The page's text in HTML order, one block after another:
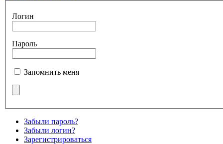
Логин
Пароль
Запомнить меня
Забыли пароль?
Забыли логин?
Зарегистрироваться